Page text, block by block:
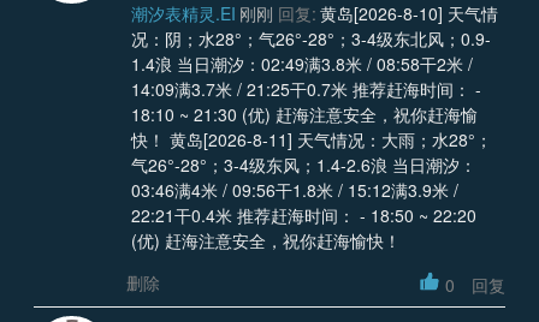
潮汐表精灵.EI 刚刚 回复: 黄岛[2026-8-10] 天气情
况：阴；水28°；气26°-28°；3-4级东北风；0.9-
1.4浪 当日潮汐：02:49满3.8米 / 08:58干2米 /
14:09满3.7米 / 21:25干0.7米 推荐赶海时间： -
18:10 ~ 21:30 (优) 赶海注意安全，祝你赶海愉
快！ 黄岛[2026-8-11] 天气情况：大雨；水28°；
气26°-28°；3-4级东风；1.4-2.6浪 当日潮汐：
03:46满4米 / 09:56干1.8米 / 15:12满3.9米 /
22:21干0.4米 推荐赶海时间： - 18:50 ~ 22:20
(优) 赶海注意安全，祝你赶海愉快！
删除
0 回复